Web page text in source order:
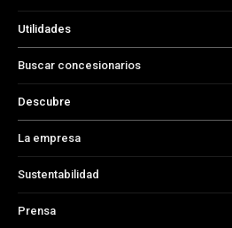
Utilidades
Buscar concesionarios
Descubre
La empresa
Sustentabilidad
Prensa